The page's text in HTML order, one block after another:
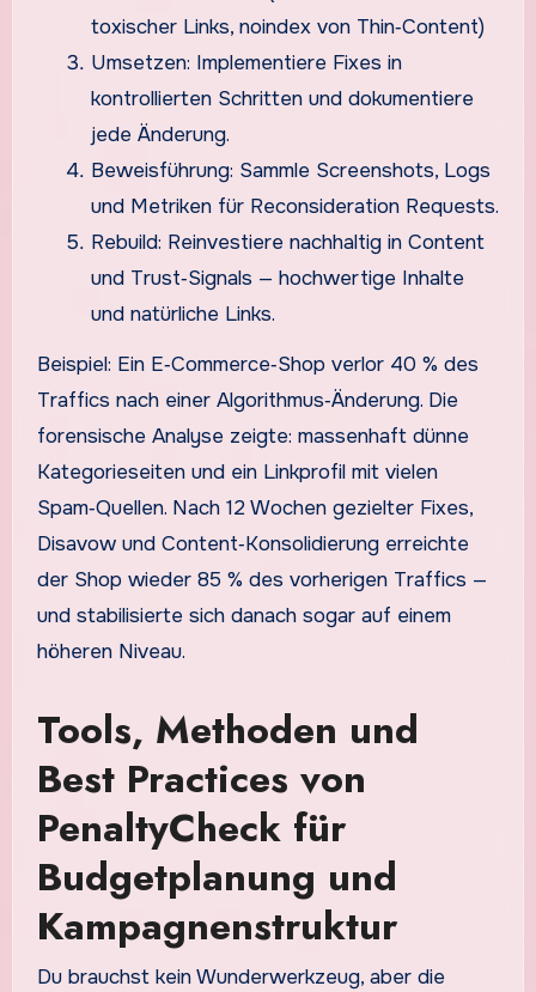
toxischer Links, noindex von Thin‑Content)
Umsetzen: Implementiere Fixes in
kontrollierten Schritten und dokumentiere
jede Änderung.
Beweisführung: Sammle Screenshots, Logs
und Metriken für Reconsideration Requests.
Rebuild: Reinvestiere nachhaltig in Content
und Trust‑Signals — hochwertige Inhalte
und natürliche Links.
Beispiel: Ein E‑Commerce‑Shop verlor 40 % des
Traffics nach einer Algorithmus‑Änderung. Die
forensische Analyse zeigte: massenhaft dünne
Kategorieseiten und ein Linkprofil mit vielen
Spam‑Quellen. Nach 12 Wochen gezielter Fixes,
Disavow und Content‑Konsolidierung erreichte
der Shop wieder 85 % des vorherigen Traffics —
und stabilisierte sich danach sogar auf einem
höheren Niveau.
Tools, Methoden und
Best Practices von
PenaltyCheck für
Budgetplanung und
Kampagnenstruktur
Du brauchst kein Wunderwerkzeug, aber die